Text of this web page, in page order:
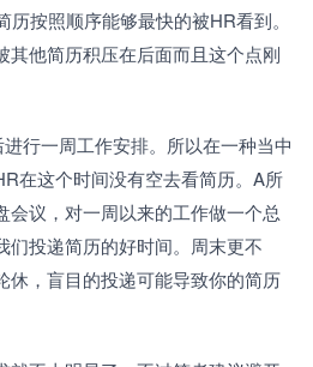
按照顺序能够最快的被HR看到。
其他简历积压在后面而且这个点刚
行一周工作安排。所以在一种当中
在这个时间没有空去看简历。A所
会议，对一周以来的工作做一个总
们投递简历的好时间。周末更不
休，盲目的投递可能导致你的简历